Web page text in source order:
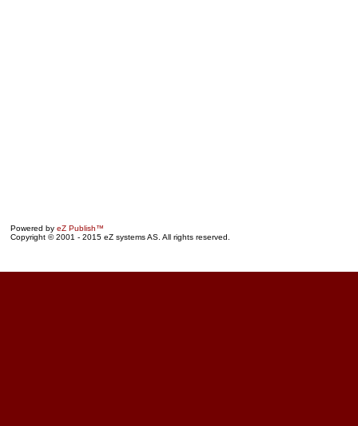
Powered by eZ Publish™
Copyright © 2001 - 2015 eZ systems AS. All rights reserved.